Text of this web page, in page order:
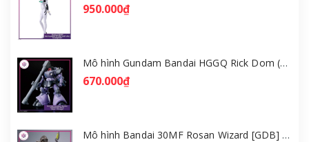
950.000₫
Mô hình Gundam Bandai HGGQ Rick Dom (Gaia / Ortega) 1/144 [GDB] [BHG]
670.000₫
Mô hình Bandai 30MF Rosan Wizard [GDB] [30MF]